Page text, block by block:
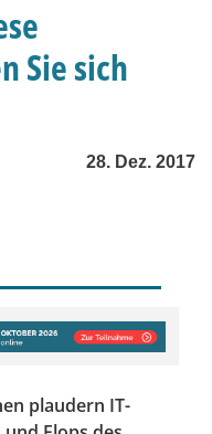
Sie sich
28. Dez. 2017
plaudern IT-